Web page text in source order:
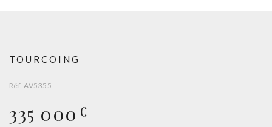
TOURCOING
Réf. AV5355
335 000 €